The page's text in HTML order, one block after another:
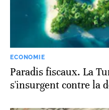
ECONOMIE
Paradis fiscaux. La
s'insurgent contre la